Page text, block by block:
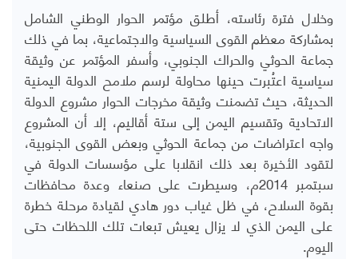
وخلال فترة رئاسته، أطلق مؤتمر الحوار الوطني الشامل
بمشاركة معظم القوى السياسية والاجتماعية، بما في ذلك
جماعة الحوثي والحراك الجنوبي، وأسفر المؤتمر عن وثيقة
سياسية اعتُبرت حينها محاولة لرسم ملامح الدولة اليمنية
الحديثة، حيث تضمنت وثيقة مخرجات الحوار مشروع الدولة
الاتحادية وتقسيم اليمن إلى ستة أقاليم، إلا أن المشروع
واجه اعتراضات من جماعة الحوثي وبعض القوى الجنوبية،
لتقود الأخيرة بعد ذلك انقلابا على مؤسسات الدولة في
سبتمبر 2014م، وسيطرت على صنعاء وعدة محافظات
بقوة السلاح، في ظل غياب دور هادي لقيادة مرحلة خطرة
على اليمن الذي لا يزال يعيش تبعات تلك اللحظات حتى
اليوم.